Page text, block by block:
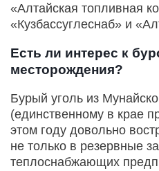
«Алтайская топливная
«Кузбассуглеснаб» и
Есть ли интерес к
месторождения?
Бурый уголь из
(единственному в крае
этом году довольно
не только в резервные
теплоснабжающих